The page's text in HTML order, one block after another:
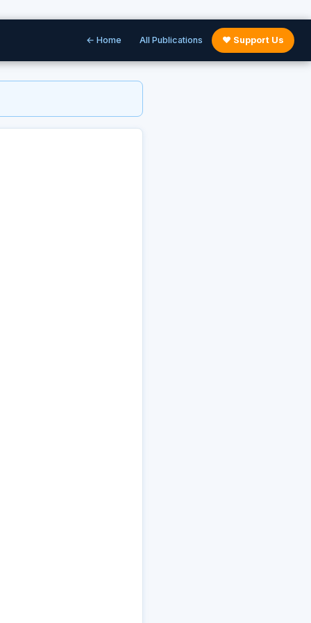
← Home All Publications ♥ Support Us